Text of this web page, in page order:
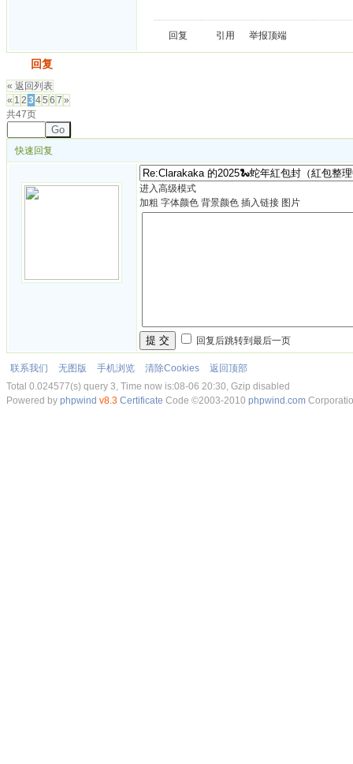
回复 引用 举报顶端
回复
« 返回列表
« 1 2 345 6 7 »
共47页
Go
快速回复
进入高级模式
加粗 字体颜色 背景颜色 插入链接 图片
提 交 回复后跳转到最后一页
联系我们 无图版 手机浏览 清除Cookies
返回顶部
Total 0.024577(s) query 3, Time now is:08-06 20:30, Gzip disabled
Powered by phpwind v8.3 Certificate Code ©2003-2010 phpwind.com